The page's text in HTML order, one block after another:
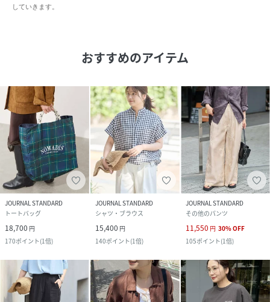
していきます。
おすすめのアイテム
JOURNAL STANDARD
トートバッグ
18,700 円
170ポイント(1倍)
JOURNAL STANDARD
シャツ・ブラウス
15,400 円
140ポイント(1倍)
JOURNAL STANDARD
その他のパンツ
11,550 円 30%OFF
105ポイント(1倍)